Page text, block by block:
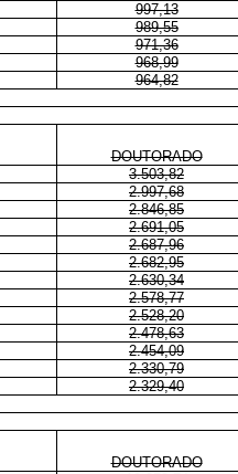
997,13
989,55
971,36
968,99
964,82
DOUTORADO
3.503,82
2.997,68
2.846,85
2.691,05
2.687,96
2.682,95
2.630,34
2.578,77
2.528,20
2.478,63
2.454,09
2.330,79
2.329,40
DOUTORADO